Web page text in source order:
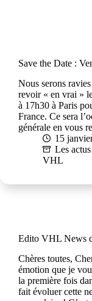
Save the Date :
Nous serons
revoir « en vrai »
à 17h30 à Paris
France. Ce sera
générale en vous
15
Les
VHL
Edito VHL News
Chères toutes,
émotion que je
la première fois
fait évoluer cette